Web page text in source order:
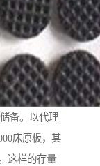
备。以代理
床原板，其
这样的存量